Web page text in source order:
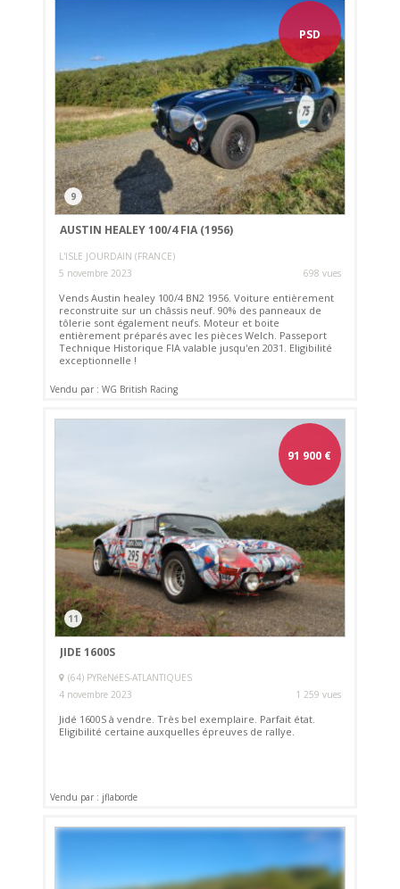
PSD
9
AUSTIN HEALEY 100/4 FIA (1956)
L'ISLE JOURDAIN (FRANCE)
5 novembre 2023
698 vues
Vends Austin healey 100/4 BN2 1956. Voiture entièrement
reconstruite sur un châssis neuf. 90% des panneaux de
tôlerie sont également neufs. Moteur et boite
entièrement préparés avec les pièces Welch. Passeport
Technique Historique FIA valable jusqu'en 2031. Eligibilité
exceptionnelle !
Vendu par : WG British Racing
91 900 €
11
JIDE 1600S
(64) PYRéNéES-ATLANTIQUES
4 novembre 2023
1 259 vues
Jidé 1600S à vendre. Très bel exemplaire. Parfait état.
Eligibilité certaine auxquelles épreuves de rallye.
Vendu par : jflaborde